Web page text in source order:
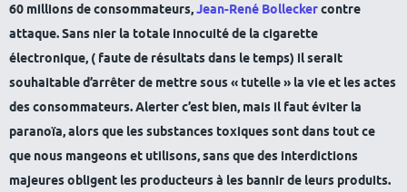
60 millions de consommateurs,Jean-René Bolleckercontre
attaque. Sans nier la totale innocuité de la cigarette
électronique, ( faute de résultats dans le temps) il serait
souhaitable d’arrêter de mettre sous « tutelle » la vie et les actes
des consommateurs. Alerter c’est bien, mais il faut éviter la
paranoïa, alors que les substances toxiques sont dans tout ce
que nous mangeons et utilisons, sans que des interdictions
majeures obligent les producteurs à les bannir de leurs produits.